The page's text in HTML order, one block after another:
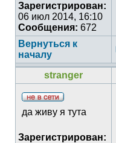
Зарегистрирован:
06 июл 2014, 16:10
Сообщения: 672
Вернуться к
началу
stranger
да живу я тута
Зарегистрирован: